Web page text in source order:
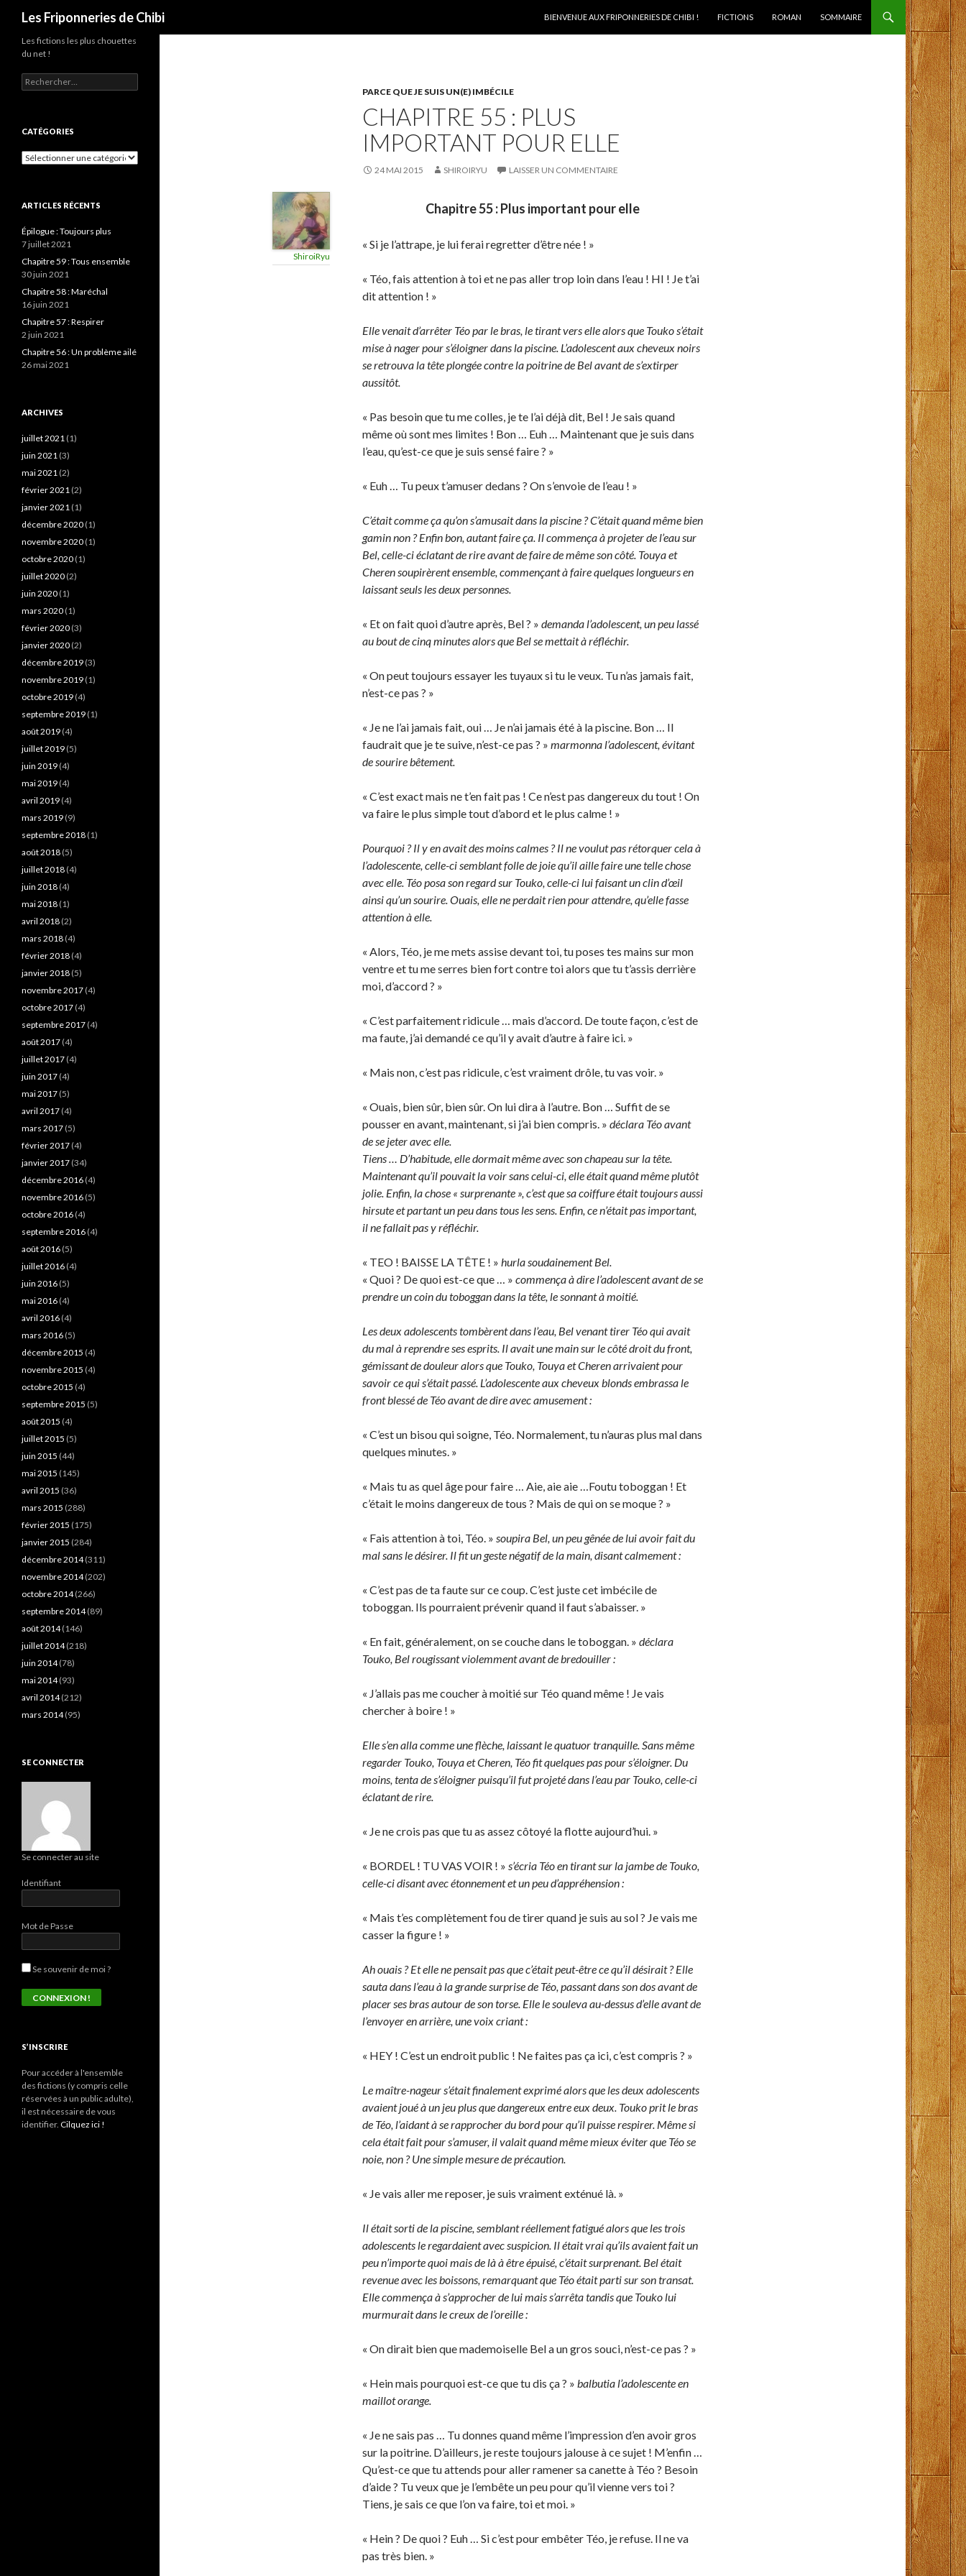
Les Friponneries de Chibi
BIENVENUE AUX FRIPONNERIES DE CHIBI !
FICTIONS ROMAN SOMMAIRE
PARCE QUE JE SUIS UN(E) IMBÉCILE
CHAPITRE 55 : PLUS
IMPORTANT POUR ELLE
24 MAI 2015 SHIROIRYU LAISSER UN COMMENTAIRE
ShiroiRyu
Chapitre 55 : Plus important pour elle
« Si je l’attrape, je lui ferai regretter d’être née ! »
« Téo, fais attention à toi et ne pas aller trop loin dans l’eau ! HI ! Je t’ai
dit attention ! »
Elle venait d’arrêter Téo par le bras, le tirant vers elle alors que Touko s’était
mise à nager pour s’éloigner dans la piscine. L’adolescent aux cheveux noirs
se retrouva la tête plongée contre la poitrine de Bel avant de s’extirper
aussitôt.
« Pas besoin que tu me colles, je te l’ai déjà dit, Bel ! Je sais quand
même où sont mes limites ! Bon … Euh … Maintenant que je suis dans
l’eau, qu’est-ce que je suis sensé faire ? »
« Euh … Tu peux t’amuser dedans ? On s’envoie de l’eau ! »
C’était comme ça qu’on s’amusait dans la piscine ? C’était quand même bien
gamin non ? Enfin bon, autant faire ça. Il commença à projeter de l’eau sur
Bel, celle-ci éclatant de rire avant de faire de même son côté. Touya et
Cheren soupirèrent ensemble, commençant à faire quelques longueurs en
laissant seuls les deux personnes.
« Et on fait quoi d’autre après, Bel ? » demanda l’adolescent, un peu lassé
au bout de cinq minutes alors que Bel se mettait à réfléchir.
« On peut toujours essayer les tuyaux si tu le veux. Tu n’as jamais fait,
n’est-ce pas ? »
« Je ne l’ai jamais fait, oui … Je n’ai jamais été à la piscine. Bon … Il
faudrait que je te suive, n’est-ce pas ? » marmonna l’adolescent, évitant
de sourire bêtement.
« C’est exact mais ne t’en fait pas ! Ce n’est pas dangereux du tout ! On
va faire le plus simple tout d’abord et le plus calme ! »
Pourquoi ? Il y en avait des moins calmes ? Il ne voulut pas rétorquer cela à
l’adolescente, celle-ci semblant folle de joie qu’il aille faire une telle chose
avec elle. Téo posa son regard sur Touko, celle-ci lui faisant un clin d’œil
ainsi qu’un sourire. Ouais, elle ne perdait rien pour attendre, qu’elle fasse
attention à elle.
« Alors, Téo, je me mets assise devant toi, tu poses tes mains sur mon
ventre et tu me serres bien fort contre toi alors que tu t’assis derrière
moi, d’accord ? »
« C’est parfaitement ridicule … mais d’accord. De toute façon, c’est de
ma faute, j’ai demandé ce qu’il y avait d’autre à faire ici. »
« Mais non, c’est pas ridicule, c’est vraiment drôle, tu vas voir. »
« Ouais, bien sûr, bien sûr. On lui dira à l’autre. Bon … Suffit de se
pousser en avant, maintenant, si j’ai bien compris. » déclara Téo avant
de se jeter avec elle.
Tiens … D’habitude, elle dormait même avec son chapeau sur la tête.
Maintenant qu’il pouvait la voir sans celui-ci, elle était quand même plutôt
jolie. Enfin, la chose « surprenante », c’est que sa coiffure était toujours aussi
hirsute et partant un peu dans tous les sens. Enfin, ce n’était pas important,
il ne fallait pas y réfléchir.
« TEO ! BAISSE LA TÊTE ! » hurla soudainement Bel.
« Quoi ? De quoi est-ce que … » commença à dire l’adolescent avant de se
prendre un coin du toboggan dans la tête, le sonnant à moitié.
Les deux adolescents tombèrent dans l’eau, Bel venant tirer Téo qui avait
du mal à reprendre ses esprits. Il avait une main sur le côté droit du front,
gémissant de douleur alors que Touko, Touya et Cheren arrivaient pour
savoir ce qui s’était passé. L’adolescente aux cheveux blonds embrassa le
front blessé de Téo avant de dire avec amusement :
« C’est un bisou qui soigne, Téo. Normalement, tu n’auras plus mal dans
quelques minutes. »
« Mais tu as quel âge pour faire … Aie, aie aie …Foutu toboggan ! Et
c’était le moins dangereux de tous ? Mais de qui on se moque ? »
« Fais attention à toi, Téo. » soupira Bel, un peu gênée de lui avoir fait du
mal sans le désirer. Il fit un geste négatif de la main, disant calmement :
« C’est pas de ta faute sur ce coup. C’est juste cet imbécile de
toboggan. Ils pourraient prévenir quand il faut s’abaisser. »
« En fait, généralement, on se couche dans le toboggan. » déclara
Touko, Bel rougissant violemment avant de bredouiller :
« J’allais pas me coucher à moitié sur Téo quand même ! Je vais
chercher à boire ! »
Elle s’en alla comme une flèche, laissant le quatuor tranquille. Sans même
regarder Touko, Touya et Cheren, Téo fit quelques pas pour s’éloigner. Du
moins, tenta de s’éloigner puisqu’il fut projeté dans l’eau par Touko, celle-ci
éclatant de rire.
« Je ne crois pas que tu as assez côtoyé la flotte aujourd’hui. »
« BORDEL ! TU VAS VOIR ! » s’écria Téo en tirant sur la jambe de Touko,
celle-ci disant avec étonnement et un peu d’appréhension :
« Mais t’es complètement fou de tirer quand je suis au sol ? Je vais me
casser la figure ! »
Ah ouais ? Et elle ne pensait pas que c’était peut-être ce qu’il désirait ? Elle
sauta dans l’eau à la grande surprise de Téo, passant dans son dos avant de
placer ses bras autour de son torse. Elle le souleva au-dessus d’elle avant de
l’envoyer en arrière, une voix criant :
« HEY ! C’est un endroit public ! Ne faites pas ça ici, c’est compris ? »
Le maître-nageur s’était finalement exprimé alors que les deux adolescents
avaient joué à un jeu plus que dangereux entre eux deux. Touko prit le bras
de Téo, l’aidant à se rapprocher du bord pour qu’il puisse respirer. Même si
cela était fait pour s’amuser, il valait quand même mieux éviter que Téo se
noie, non ? Une simple mesure de précaution.
« Je vais aller me reposer, je suis vraiment exténué là. »
Il était sorti de la piscine, semblant réellement fatigué alors que les trois
adolescents le regardaient avec suspicion. Il était vrai qu’ils avaient fait un
peu n’importe quoi mais de là à être épuisé, c’était surprenant. Bel était
revenue avec les boissons, remarquant que Téo était parti sur son transat.
Elle commença à s’approcher de lui mais s’arrêta tandis que Touko lui
murmurait dans le creux de l’oreille :
« On dirait bien que mademoiselle Bel a un gros souci, n’est-ce pas ? »
« Hein mais pourquoi est-ce que tu dis ça ? » balbutia l’adolescente en
maillot orange.
« Je ne sais pas … Tu donnes quand même l’impression d’en avoir gros
sur la poitrine. D’ailleurs, je reste toujours jalouse à ce sujet ! M’enfin …
Qu’est-ce que tu attends pour aller ramener sa canette à Téo ? Besoin
d’aide ? Tu veux que je l’embête un peu pour qu’il vienne vers toi ?
Tiens, je sais ce que l’on va faire, toi et moi. »
« Hein ? De quoi ? Euh … Si c’est pour embêter Téo, je refuse. Il ne va
pas très bien. »
Les fictions les plus chouettes
du net !
Rechercher :
CATÉGORIES
Catégories
ARTICLES RÉCENTS
Épilogue : Toujours plus
7 juillet 2021
Chapitre 59 : Tous ensemble
30 juin 2021
Chapitre 58 : Maréchal
16 juin 2021
Chapitre 57 : Respirer
2 juin 2021
Chapitre 56 : Un problème ailé
26 mai 2021
ARCHIVES
juillet 2021 (1)
juin 2021 (3)
mai 2021 (2)
février 2021 (2)
janvier 2021 (1)
décembre 2020 (1)
novembre 2020 (1)
octobre 2020 (1)
juillet 2020 (2)
juin 2020 (1)
mars 2020 (1)
février 2020 (3)
janvier 2020 (2)
décembre 2019 (3)
novembre 2019 (1)
octobre 2019 (4)
septembre 2019 (1)
août 2019 (4)
juillet 2019 (5)
juin 2019 (4)
mai 2019 (4)
avril 2019 (4)
mars 2019 (9)
septembre 2018 (1)
août 2018 (5)
juillet 2018 (4)
juin 2018 (4)
mai 2018 (1)
avril 2018 (2)
mars 2018 (4)
février 2018 (4)
janvier 2018 (5)
novembre 2017 (4)
octobre 2017 (4)
septembre 2017 (4)
août 2017 (4)
juillet 2017 (4)
juin 2017 (4)
mai 2017 (5)
avril 2017 (4)
mars 2017 (5)
février 2017 (4)
janvier 2017 (34)
décembre 2016 (4)
novembre 2016 (5)
octobre 2016 (4)
septembre 2016 (4)
août 2016 (5)
juillet 2016 (4)
juin 2016 (5)
mai 2016 (4)
avril 2016 (4)
mars 2016 (5)
décembre 2015 (4)
novembre 2015 (4)
octobre 2015 (4)
septembre 2015 (5)
août 2015 (4)
juillet 2015 (5)
juin 2015 (44)
mai 2015 (145)
avril 2015 (36)
mars 2015 (288)
février 2015 (175)
janvier 2015 (284)
décembre 2014(311)
novembre 2014(202)
octobre 2014(266)
septembre 2014(89)
août 2014(146)
juillet 2014(218)
juin 2014(78)
mai 2014(93)
avril 2014(212)
mars 2014(95)
SE CONNECTER
Se connecter au site
Identifiant
Mot de Passe
Se souvenir de moi ?
S’INSCRIRE
Pour accéder à l'ensemble
des fictions (y compris celle
réservées à un public adulte),
il est nécessaire de vous
identifier. Cilquez ici !